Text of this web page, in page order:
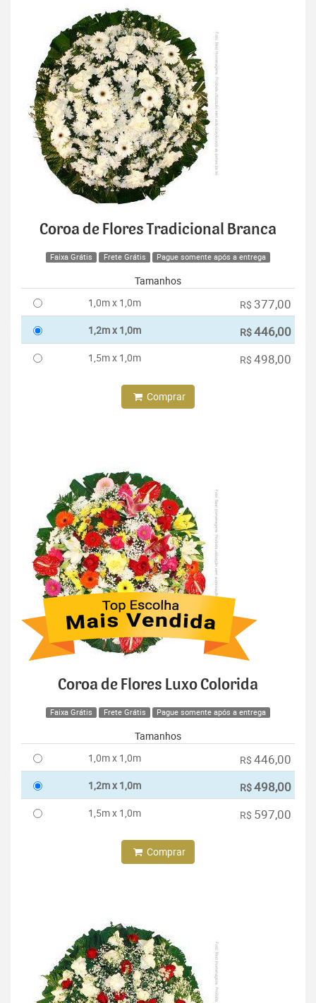
Coroa de Flores Tradicional Branca
Faixa Grátis Frete Grátis Pague somente após a entrega
Tamanhos
1,0m x 1,0m
R$ 377,00
1,2m x 1,0m R$446,00
1,5m x 1,0m R$ 498,00
Comprar
Coroa de Flores Luxo Colorida
Faixa Grátis Frete Grátis Pague somente após a entrega
Tamanhos
1,0m x 1,0m
R$ 446,00
1,2m x 1,0m R$498,00
1,5m x 1,0m R$ 597,00
Comprar